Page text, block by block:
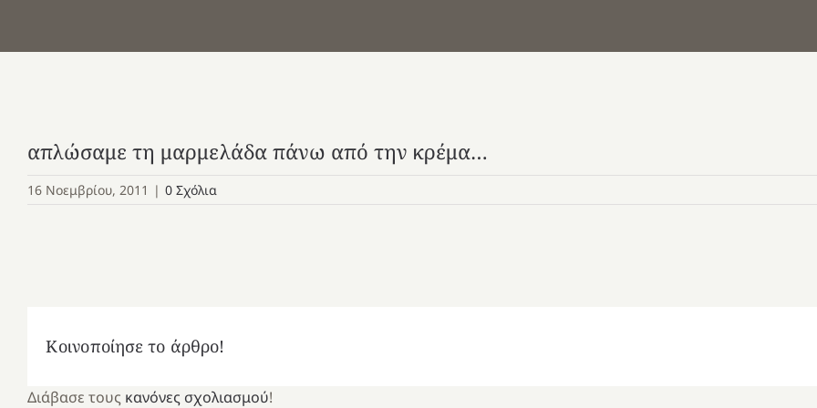
απλώσαμε τη μαρμελάδα πάνω από την κρέμα…
16 Νοεμβρίου, 2011 | 0 Σχόλια
Κοινοποίησε το άρθρο!
Διάβασε τους κανόνες σχολιασμού!